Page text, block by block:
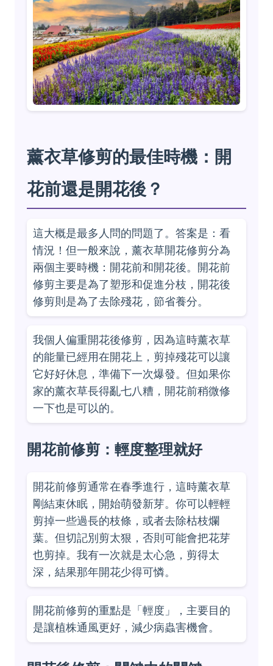
薰衣草修剪的最佳時機：開
花前還是開花後？
這大概是最多人問的問題了。答案是：看
情況！但一般來說，薰衣草開花修剪分為
兩個主要時機：開花前和開花後。開花前
修剪主要是為了塑形和促進分枝，開花後
修剪則是為了去除殘花，節省養分。
我個人偏重開花後修剪，因為這時薰衣草
的能量已經用在開花上，剪掉殘花可以讓
它好好休息，準備下一次爆發。但如果你
家的薰衣草長得亂七八糟，開花前稍微修
一下也是可以的。
開花前修剪：輕度整理就好
開花前修剪通常在春季進行，這時薰衣草
剛結束休眠，開始萌發新芽。你可以輕輕
剪掉一些過長的枝條，或者去除枯枝爛
葉。但切記別剪太狠，否則可能會把花芽
也剪掉。我有一次就是太心急，剪得太
深，結果那年開花少得可憐。
開花前修剪的重點是「輕度」，主要目的
是讓植株通風更好，減少病蟲害機會。